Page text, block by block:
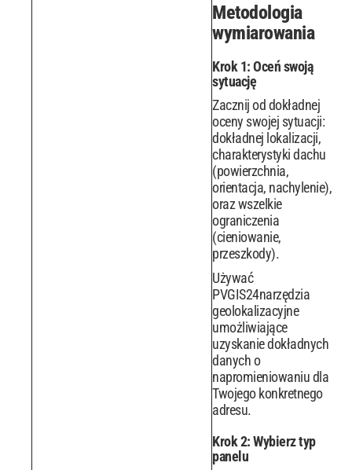
Metodologia
wymiarowania
Krok 1: Oceń swoją
sytuację
Zacznij od dokładnej
oceny swojej sytuacji:
dokładnej lokalizacji,
charakterystyki dachu
(powierzchnia,
orientacja, nachylenie),
oraz wszelkie
ograniczenia
(cieniowanie,
przeszkody).
Używać
PVGIS24narzędzia
geolokalizacyjne
umożliwiające
uzyskanie dokładnych
danych o
napromieniowaniu dla
Twojego konkretnego
adresu.
Krok 2: Wybierz typ
panelu